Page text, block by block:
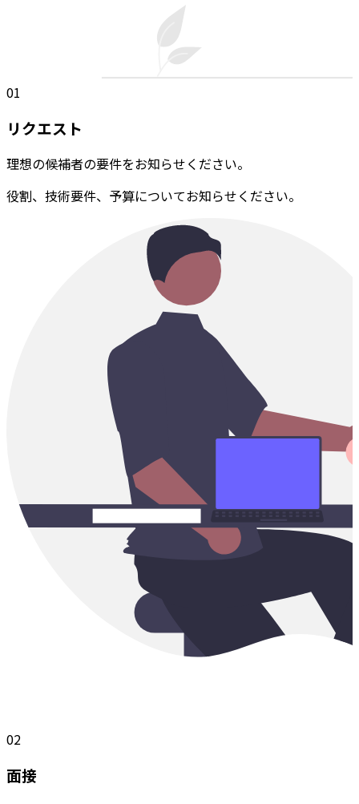
01
リクエスト
理想の候補者の要件をお知らせください。
役割、技術要件、予算についてお知らせください。
02
面接